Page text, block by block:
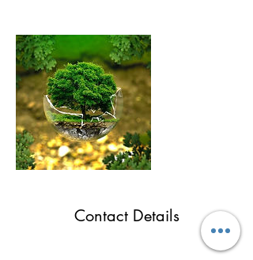
Contact Details